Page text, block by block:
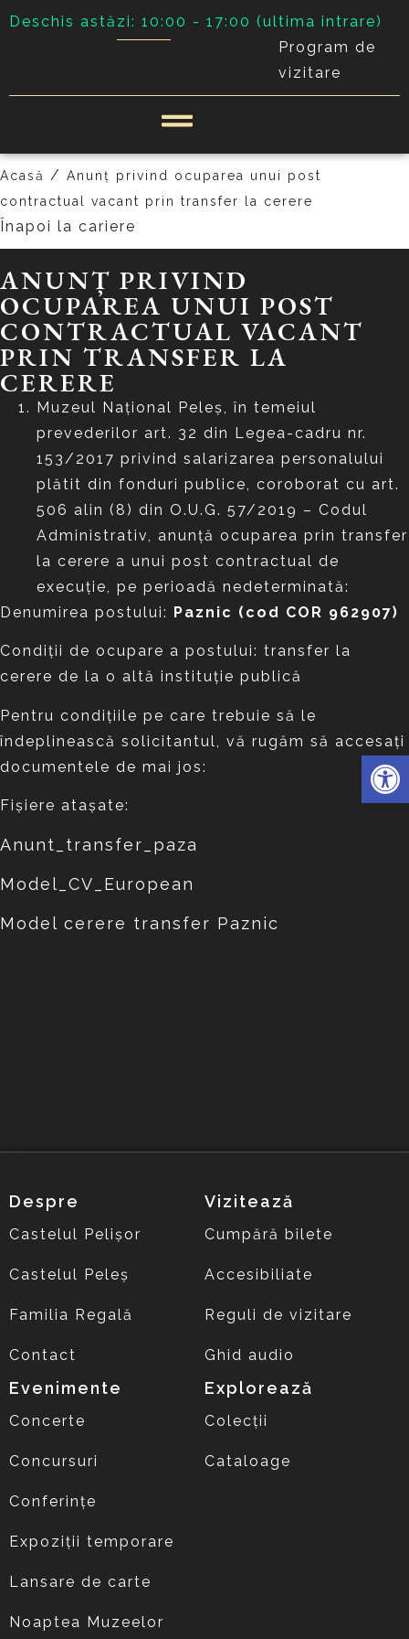
Deschis astăzi: 10:00 - 17:00 (ultima intrare)
Program de
vizitare
Acasă / Anunț privind ocuparea unui post
contractual vacant prin transfer la cerere
Înapoi la cariere
ANUNȚ PRIVIND
OCUPAREA UNUI POST
CONTRACTUAL VACANT
PRIN TRANSFER LA
CERERE
Muzeul Național Peleș, în temeiul
prevederilor art. 32 din Legea-cadru nr.
153/2017 privind salarizarea personalului
plătit din fonduri publice, coroborat cu art.
506 alin (8) din O.U.G. 57/2019 – Codul
Administrativ, anunță ocuparea prin transfer
la cerere a unui post contractual de
execuție, pe perioadă nedeterminată:
Denumirea postului: Paznic (cod COR 962907)
Condiții de ocupare a postului: transfer la
cerere de la o altă instituție publică
Pentru condițiile pe care trebuie să le
îndeplinească solicitantul, vă rugăm să accesați
documentele de mai jos:
Fișiere atașate:
Anunt_transfer_paza
Model_CV_European
Model cerere transfer Paznic
Despre
Castelul Pelișor
Castelul Peleș
Familia Regală
Contact
Vizitează
Cumpără bilete
Accesibiliate
Reguli de vizitare
Ghid audio
Evenimente
Concerte
Concursuri
Conferințe
Expoziții temporare
Lansare de carte
Noaptea Muzeelor
Explorează
Colecții
Cataloage